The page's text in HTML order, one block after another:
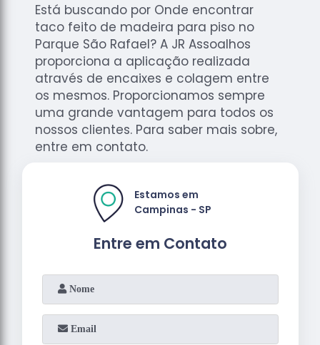
Está buscando por Onde encontrar
taco feito de madeira para piso no
Parque São Rafael? A JR Assoalhos
proporciona a aplicação realizada
através de encaixes e colagem entre
os mesmos. Proporcionamos sempre
uma grande vantagem para todos os
nossos clientes. Para saber mais sobre,
entre em contato.
Entre em Contato
Estamos em
Campinas - SP